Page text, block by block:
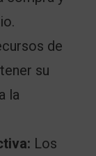
de
su
la
Los